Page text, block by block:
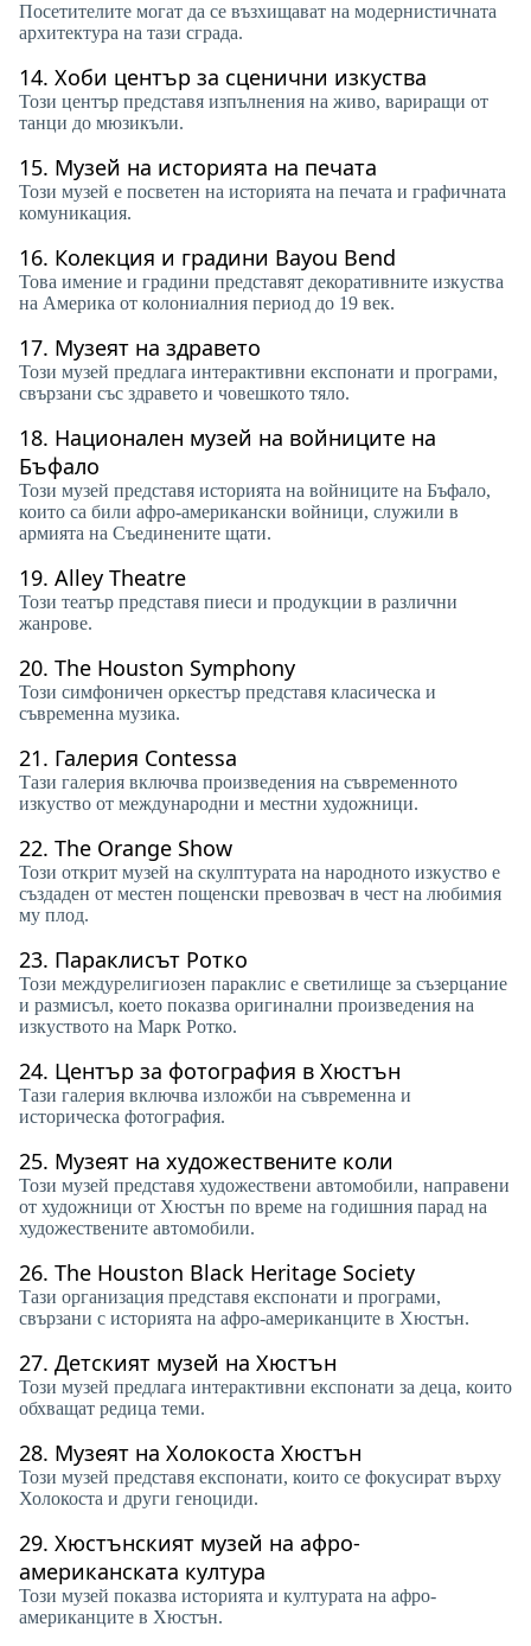
Посетителите могат да се възхищават на модернистичната
архитектура на тази сграда.
14. Хоби център за сценични изкуства
Този център представя изпълнения на живо, вариращи от
танци до мюзикъли.
15. Музей на историята на печата
Този музей е посветен на историята на печата и графичната
комуникация.
16. Колекция и градини Bayou Bend
Това имение и градини представят декоративните изкуства
на Америка от колониалния период до 19 век.
17. Музеят на здравето
Този музей предлага интерактивни експонати и програми,
свързани със здравето и човешкото тяло.
18. Национален музей на войниците на
Бъфало
Този музей представя историята на войниците на Бъфало,
които са били афро-американски войници, служили в
армията на Съединените щати.
19. Alley Theatre
Този театър представя пиеси и продукции в различни
жанрове.
20. The Houston Symphony
Този симфоничен оркестър представя класическа и
съвременна музика.
21. Галерия Contessa
Тази галерия включва произведения на съвременното
изкуство от международни и местни художници.
22. The Orange Show
Този открит музей на скулптурата на народното изкуство е
създаден от местен пощенски превозвач в чест на любимия
му плод.
23. Параклисът Ротко
Този междурелигиозен параклис е светилище за съзерцание
и размисъл, което показва оригинални произведения на
изкуството на Марк Ротко.
24. Център за фотография в Хюстън
Тази галерия включва изложби на съвременна и
историческа фотография.
25. Музеят на художествените коли
Този музей представя художествени автомобили, направени
от художници от Хюстън по време на годишния парад на
художествените автомобили.
26. The Houston Black Heritage Society
Тази организация представя експонати и програми,
свързани с историята на афро-американците в Хюстън.
27. Детският музей на Хюстън
Този музей предлага интерактивни експонати за деца, които
обхващат редица теми.
28. Музеят на Холокоста Хюстън
Този музей представя експонати, които се фокусират върху
Холокоста и други геноциди.
29. Хюстънският музей на афро-
американската култура
Този музей показва историята и културата на афро-
американците в Хюстън.